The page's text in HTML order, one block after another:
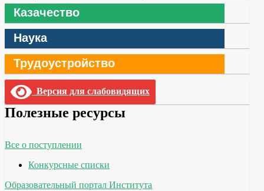
Казачество
Наука
Трудоустройство
Версия для слабовидящих
Полезные ресурсы
Все о поступлении
Конкурсные списки
Образовательный портал Института